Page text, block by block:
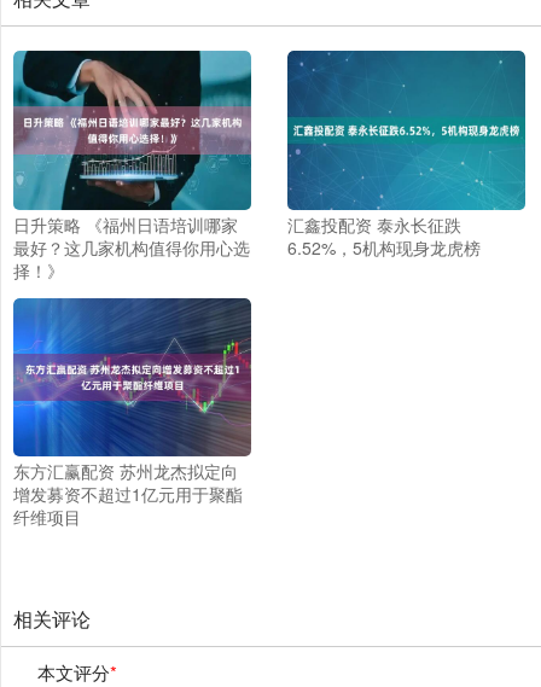
日升策略 《福州日语培训哪家
最好？这几家机构值得你用心选
择！》
汇鑫投配资 泰永长征跌
6.52%，5机构现身龙虎榜
东方汇赢配资 苏州龙杰拟定向
增发募资不超过1亿元用于聚酯
纤维项目
相关评论
本文评分*